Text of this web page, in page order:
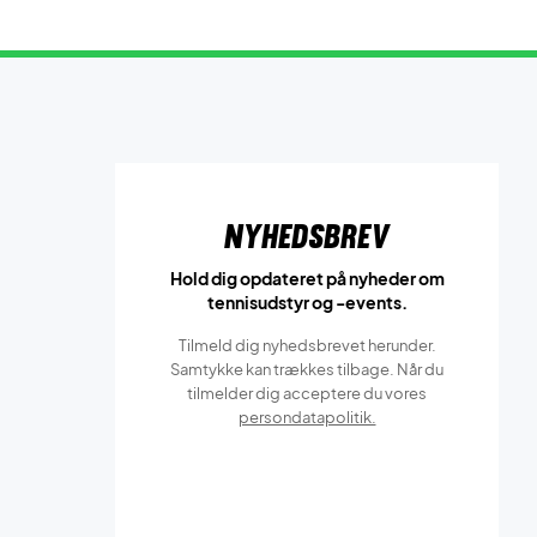
Nyhedsbrev
Hold dig opdateret på nyheder om
tennisudstyr og -events.
Tilmeld dig nyhedsbrevet herunder.
Samtykke kan trækkes tilbage. Når du
tilmelder dig acceptere du vores
persondatapolitik.